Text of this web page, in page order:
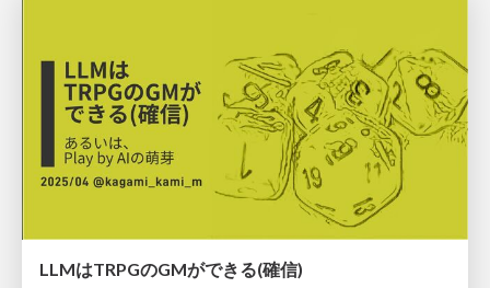
LLMはTRPGのGMができる(確信)